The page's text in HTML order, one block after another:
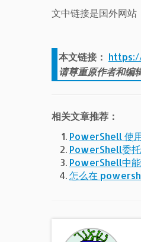
文中链接是国外网站
本文链接：
请尊重原作者和编
相关文章推荐：
PowerShell 使
PowerShell委
PowerShell中
怎么在